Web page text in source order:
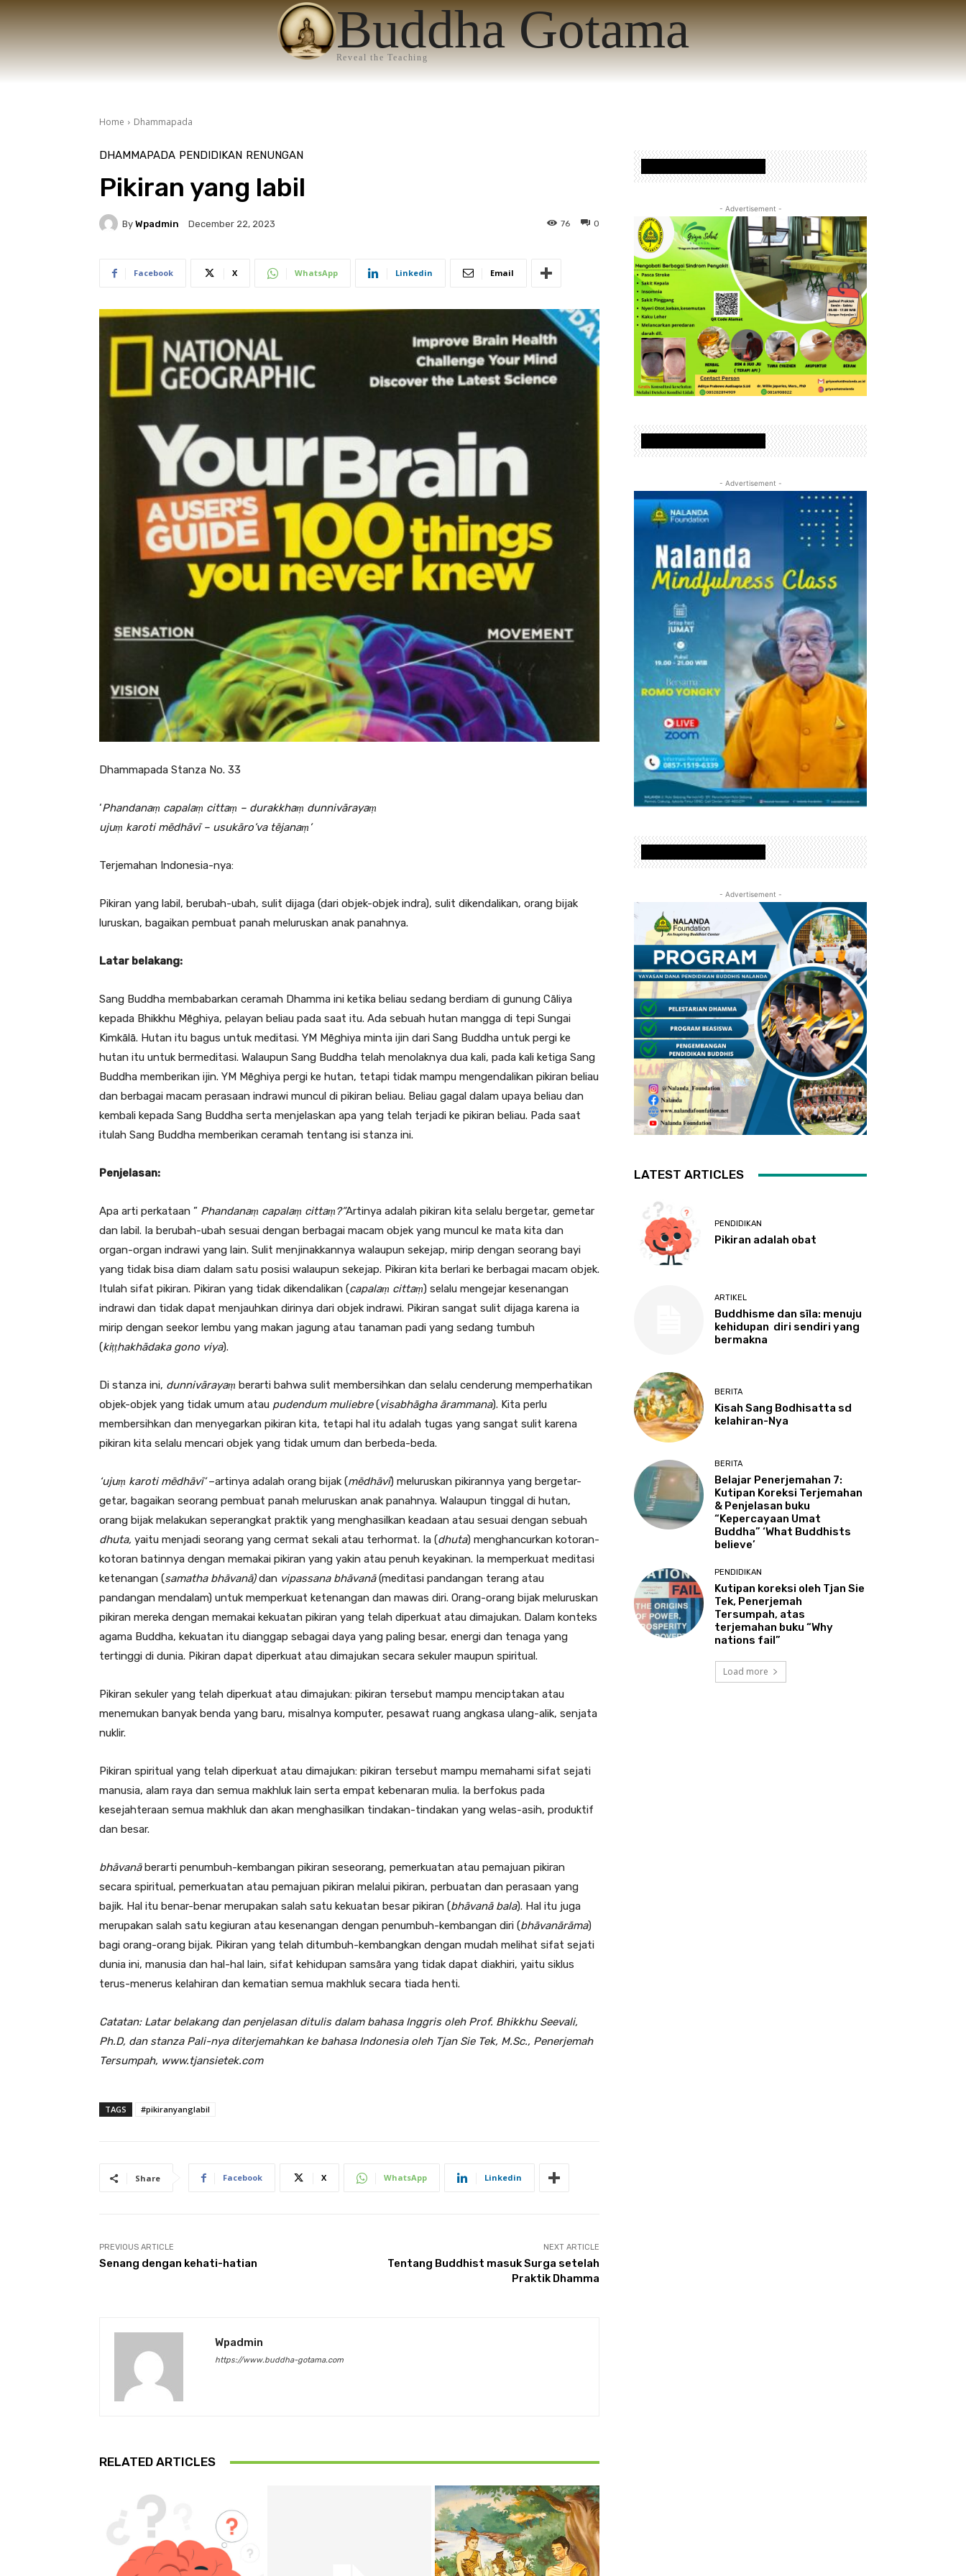
Buddha Gotama
Reveal the Teaching
Home Dhammapada
DHAMMAPADA PENDIDIKAN RENUNGAN
Pikiran yang labil
By Wpadmin December 22, 2023 0
76
Facebook X WhatsApp Linkedin Email
Dhammapada Stanza No. 33
‘Phandanaṃ capalaṃ cittaṃ – durakkhaṃ dunnivārayaṃ
ujuṃ karoti mēdhāvī – usukāro’va tējanaṃ’
Terjemahan Indonesia-nya:
Pikiran yang labil, berubah-ubah, sulit dijaga (dari objek-objek indra), sulit dikendalikan, orang bijak
luruskan, bagaikan pembuat panah meluruskan anak panahnya.
Latar belakang:
Sang Buddha membabarkan ceramah Dhamma ini ketika beliau sedang berdiam di gunung Cāliya
kepada Bhikkhu Mēghiya, pelayan beliau pada saat itu. Ada sebuah hutan mangga di tepi Sungai
Kimkālā. Hutan itu bagus untuk meditasi. YM Mēghiya minta ijin dari Sang Buddha untuk pergi ke
hutan itu untuk bermeditasi. Walaupun Sang Buddha telah menolaknya dua kali, pada kali ketiga Sang
Buddha memberikan ijin. YM Mēghiya pergi ke hutan, tetapi tidak mampu mengendalikan pikiran beliau
dan berbagai macam perasaan indrawi muncul di pikiran beliau. Beliau gagal dalam upaya beliau dan
kembali kepada Sang Buddha serta menjelaskan apa yang telah terjadi ke pikiran beliau. Pada saat
itulah Sang Buddha memberikan ceramah tentang isi stanza ini.
Penjelasan:
Apa arti perkataan ” Phandanaṃ capalaṃ cittaṃ?”Artinya adalah pikiran kita selalu bergetar, gemetar
dan labil. Ia berubah-ubah sesuai dengan berbagai macam objek yang muncul ke mata kita dan
organ-organ indrawi yang lain. Sulit menjinakkannya walaupun sekejap, mirip dengan seorang bayi
yang tidak bisa diam dalam satu posisi walaupun sekejap. Pikiran kita berlari ke berbagai macam objek.
Itulah sifat pikiran. Pikiran yang tidak dikendalikan (capalaṃ cittaṃ) selalu mengejar kesenangan
indrawi dan tidak dapat menjauhkan dirinya dari objek indrawi. Pikiran sangat sulit dijaga karena ia
mirip dengan seekor lembu yang makan jagung atau tanaman padi yang sedang tumbuh
(kiṭṭhakhādaka gono viya).
Di stanza ini, dunnivārayaṃ berarti bahwa sulit membersihkan dan selalu cenderung memperhatikan
objek-objek yang tidak umum atau pudendum muliebre(visabhāgha ārammana). Kita perlu
membersihkan dan menyegarkan pikiran kita, tetapi hal itu adalah tugas yang sangat sulit karena
pikiran kita selalu mencari objek yang tidak umum dan berbeda-beda.
‘ujuṃ karoti mēdhāvī’–artinya adalah orang bijak (mēdhāvī) meluruskan pikirannya yang bergetar-
getar, bagaikan seorang pembuat panah meluruskan anak panahnya. Walaupun tinggal di hutan,
orang bijak melakukan seperangkat praktik yang menghasilkan keadaan atau sesuai dengan sebuah
dhuta, yaitu menjadi seorang yang cermat sekali atau terhormat. Ia (dhuta) menghancurkan kotoran-
kotoran batinnya dengan memakai pikiran yang yakin atau penuh keyakinan. Ia memperkuat meditasi
ketenangan (samatha bhāvanā)dan vipassana bhāvanā(meditasi pandangan terang atau
pandangan mendalam) untuk memperkuat ketenangan dan mawas diri. Orang-orang bijak meluruskan
pikiran mereka dengan memakai kekuatan pikiran yang telah diperkuat atau dimajukan. Dalam konteks
agama Buddha, kekuatan itu dianggap sebagai daya yang paling besar, energi dan tenaga yang
tertinggi di dunia. Pikiran dapat diperkuat atau dimajukan secara sekuler maupun spiritual.
Pikiran sekuler yang telah diperkuat atau dimajukan: pikiran tersebut mampu menciptakan atau
menemukan banyak benda yang baru, misalnya komputer, pesawat ruang angkasa ulang-alik, senjata
nuklir.
Pikiran spiritual yang telah diperkuat atau dimajukan: pikiran tersebut mampu memahami sifat sejati
manusia, alam raya dan semua makhluk lain serta empat kebenaran mulia. Ia berfokus pada
kesejahteraan semua makhluk dan akan menghasilkan tindakan-tindakan yang welas-asih, produktif
dan besar.
bhāvanāberarti penumbuh-kembangan pikiran seseorang, pemerkuatan atau pemajuan pikiran
secara spiritual, pemerkuatan atau pemajuan pikiran melalui pikiran, perbuatan dan perasaan yang
bajik. Hal itu benar-benar merupakan salah satu kekuatan besar pikiran (bhāvanā bala). Hal itu juga
merupakan salah satu kegiuran atau kesenangan dengan penumbuh-kembangan diri (bhāvanārāma)
bagi orang-orang bijak. Pikiran yang telah ditumbuh-kembangkan dengan mudah melihat sifat sejati
dunia ini, manusia dan hal-hal lain, sifat kehidupan samsāra yang tidak dapat diakhiri, yaitu siklus
terus-menerus kelahiran dan kematian semua makhluk secara tiada henti.
Catatan: Latar belakang dan penjelasan ditulis dalam bahasa Inggris oleh Prof. Bhikkhu Seevali,
Ph.D, dan stanza Pali-nya diterjemahkan ke bahasa Indonesia oleh Tjan Sie Tek, M.Sc., Penerjemah
Tersumpah, www.tjansietek.com
TAGS #pikiranyanglabil
Share Facebook X WhatsApp Linkedin
PREVIOUS ARTICLE
Senang dengan kehati-hatian
NEXT ARTICLE
Tentang Buddhist masuk Surga setelah
Praktik Dhamma
Wpadmin
https://www.buddha-gotama.com
RELATED ARTICLES
- Advertisement -
- Advertisement -
- Advertisement -
LATEST ARTICLES
PENDIDIKAN
Pikiran adalah obat
ARTIKEL
Buddhisme dan sīla: menuju
kehidupan diri sendiri yang
bermakna
BERITA
Kisah Sang Bodhisatta sd
kelahiran-Nya
BERITA
Belajar Penerjemahan 7:
Kutipan Koreksi Terjemahan
& Penjelasan buku
“Kepercayaan Umat
Buddha” ‘What Buddhists
believe’
PENDIDIKAN
Kutipan koreksi oleh Tjan Sie
Tek, Penerjemah
Tersumpah, atas
terjemahan buku “Why
nations fail”
Load more